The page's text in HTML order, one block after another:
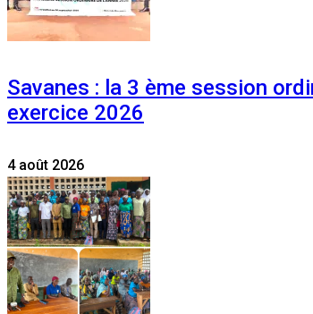
Savanes : la 3 ème session
exercice 2026
4 août 2026